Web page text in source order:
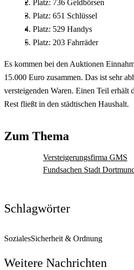
2. Platz: 736 Geldbörsen
3. Platz: 651 Schlüssel
4. Platz: 529 Handys
5. Platz: 203 Fahrräder
Es kommen bei den Auktionen
15.000 Euro zusammen. Das ist sehr
versteigenden Waren. Einen Teil erhält
Rest fließt in den städtischen Haushalt.
Zum Thema
Versteigerungsfirma GMS
Fundsachen Stadt
Schlagwörter
SozialesSicherheit & Ordnung
Weitere Nachrichten